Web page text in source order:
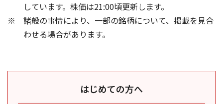
しています。株価は21:00頃更新します。
諸般の事情により、一部の銘柄について、掲載を見合
わせる場合があります。
はじめての方へ